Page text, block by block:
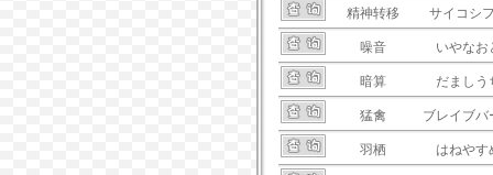
精神转移 サイコシ
噪音 いやなお
暗算 だましう
猛禽 ブレイブバ
羽栖 はねやす